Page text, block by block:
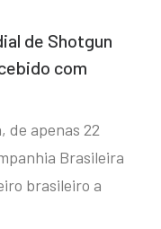
de Shotgun
com
de apenas 22
Brasileira
brasileiro a